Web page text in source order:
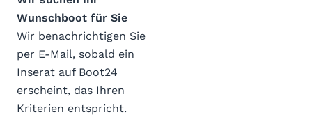
Wunschboot für Sie
Wir benachrichtigen Sie
per E-Mail, sobald ein
Inserat auf Boot24
erscheint, das Ihren
Kriterien entspricht.